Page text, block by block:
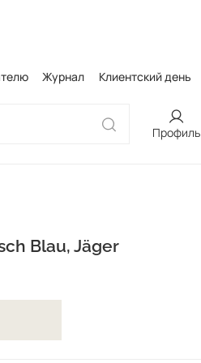
Журнал Клиентский день
Профиль
Blau, Jäger